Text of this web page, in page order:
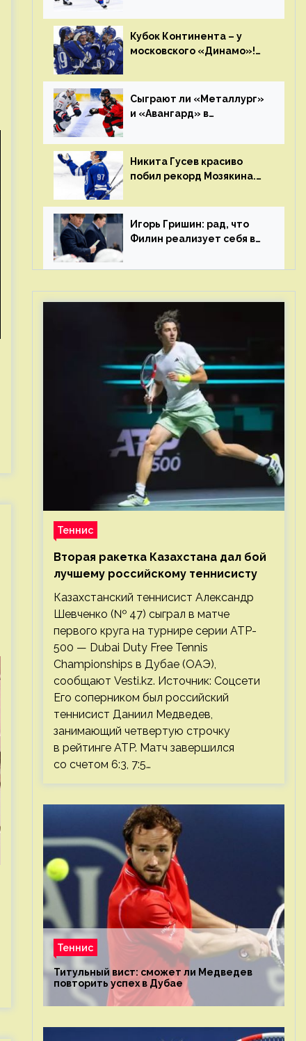
Главные интриги
последнего дня
«регулярки” КХЛ
Кубок Континента – у
московского «Динамо»!
за один сезон
Сыграют ли «Металлург»
и «Авангард» в
Никита Гусев красиво
побил рекорд Мозякина.
у Никиты еще много
Игорь Гришин: рад, что
Филин реализует себя в
что не стали загонять его
Теннис
Вторая ракетка Казахстана дал бой
лучшему российскому теннисисту
Казахстанский теннисист Александр
Шевченко (№ 47) сыграл в матче
первого круга на турнире серии ATP-
500 — Dubai Duty Free Tennis
Championships в Дубае (ОАЭ),
сообщают Vesti.kz. Источник: Соцсети
Его соперником был российский
теннисист Даниил Медведев,
занимающий четвертую строчку
в рейтинге ATP. Матч завершился
со счетом 6:3, 7:5…
Теннис
Титульный вист: сможет ли Медведев
повторить успех в Дубае